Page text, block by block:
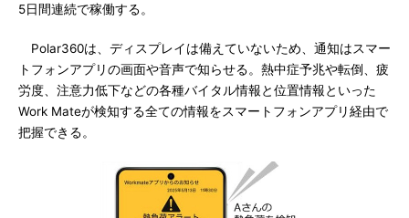
5日間連続で稼働する。
Polar360は、ディスプレイは備えていないため、通知はスマー
トフォンアプリの画面や音声で知らせる。熱中症予兆や転倒、疲
労度、注意力低下などの各種バイタル情報と位置情報といった
Work Mateが検知する全ての情報をスマートフォンアプリ経由で
把握できる。